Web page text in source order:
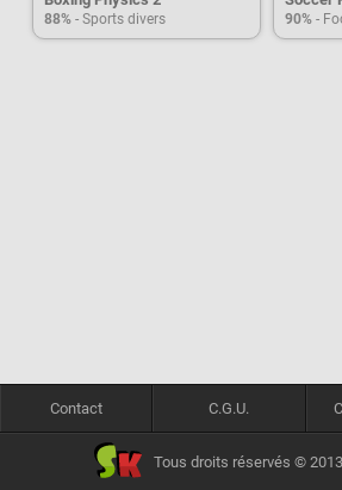
88% - Sports divers 90% -
Contact C.G.U.
Tous droits réservés ©